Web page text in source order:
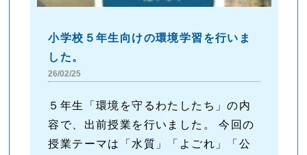
小学校５年生向けの環境学習を行いま
した。
26/02/25
５年生「環境を守るわたしたち」の内
容で、出前授業を行いました。 今回の
授業テーマは「水質」「よごれ」「公